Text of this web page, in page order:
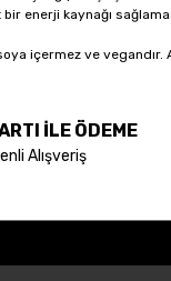
enerji kaynağı
içermez ve
İLE ÖDEME
Alışveriş